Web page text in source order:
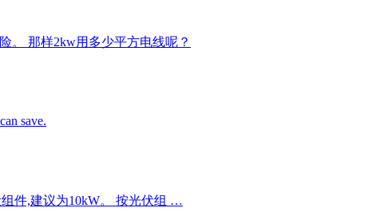
。 那样2kw用多少平方电线呢？
save.
组件,建议为10kW。 按光伏组 …